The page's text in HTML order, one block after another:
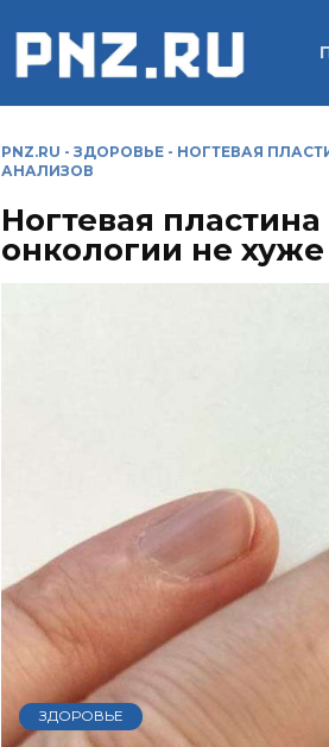
PNZ.RU - ЗДОРОВЬЕ - НОГТЕВАЯ
АНАЛИЗОВ
Ногтевая
онкологии не
ЗДОРОВЬЕ